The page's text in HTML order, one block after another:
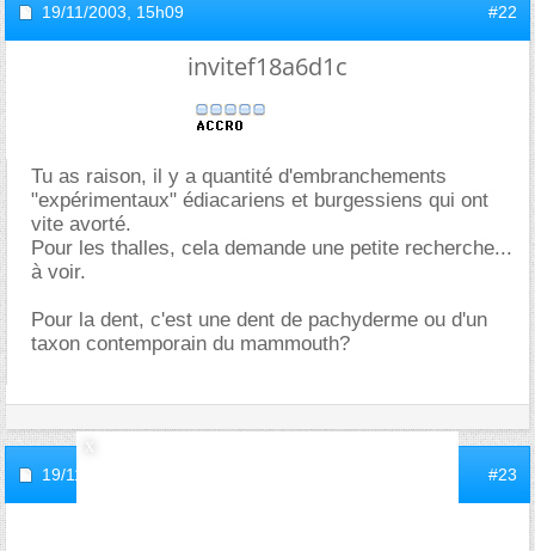
19/11/2003, 15h09 #22
invitef18a6d1c
Tu as raison, il y a quantité d'embranchements
"expérimentaux" édiacariens et burgessiens qui ont
vite avorté.
Pour les thalles, cela demande une petite recherche...
à voir.
Pour la dent, c'est une dent de pachyderme ou d'un
taxon contemporain du mammouth?
19/11/2003, #23